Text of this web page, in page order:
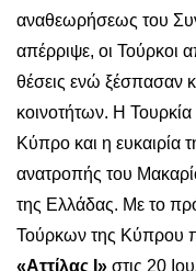
αναθεωρήσεως του
απέρριψε, οι Τούρκοι
θέσεις ενώ ξέσπασαν
κοινοτήτων. Η
Κύπρο και η ευκαιρία
ανατροπής του
της Ελλάδας. Με το
Τούρκων της Κύπρου
«Αττίλας Ι» στις 20